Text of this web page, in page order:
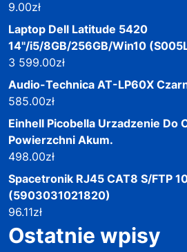
9.00zł
Laptop Dell Latitude 5420
14"/i5/8GB/256GB/Win10
3 599.00zł
Audio-Technica AT-LP60X
585.00zł
Einhell Picobella Urzadzenie Do
Powierzchni Akum.
498.00zł
Spacetronik RJ45 CAT8 S/FTP
(5903031021820)
96.11zł
Ostatnie wpisy